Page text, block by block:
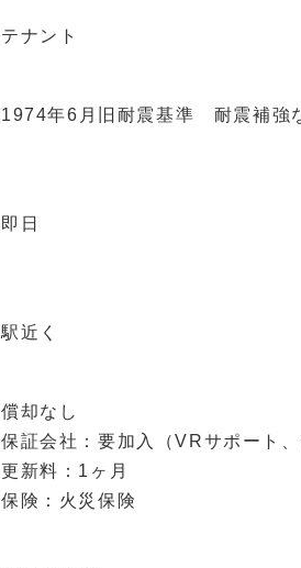
テナント
1974年6月旧耐震基準 耐震補強
即日
駅近く
償却なし
保証会社：要加入（VRサポート
更新料：1ヶ月
保険：火災保険